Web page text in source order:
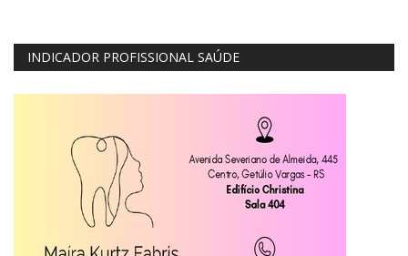
INDICADOR PROFISSIONAL SAÚDE